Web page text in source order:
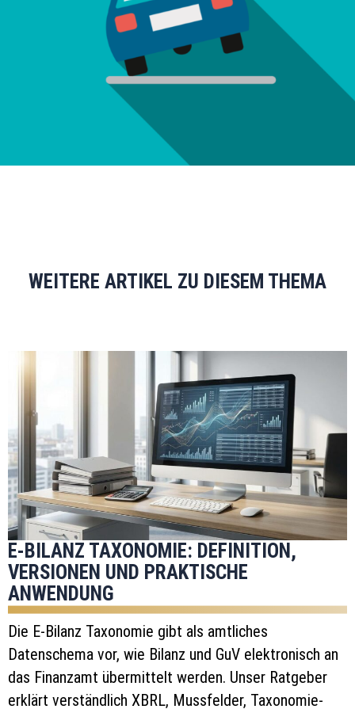
WEITERE ARTIKEL ZU DIESEM THEMA
E-BILANZ TAXONOMIE: DEFINITION,
VERSIONEN UND PRAKTISCHE
ANWENDUNG
Die E-Bilanz Taxonomie gibt als amtliches
Datenschema vor, wie Bilanz und GuV elektronisch an
das Finanzamt übermittelt werden. Unser Ratgeber
erklärt verständlich XBRL, Mussfelder, Taxonomie-